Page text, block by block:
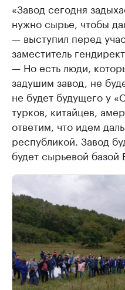
«Завод сегодня
нужно сырье, чтобы
— выступил перед
заместитель
— Но есть люди,
задушим завод, не
не будет будущего у
турков, китайцев,
ответим, что идем
республикой. Завод
будет сырьевой базой